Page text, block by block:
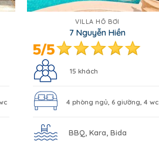
VILLA HỒ BƠI
7 Nguyễn Hiền
15 khách
4 phòng ngủ, 6 giường, 4 wc
BBQ, Kara, Bida